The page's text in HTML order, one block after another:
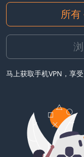
所有
马上获取手机VPN，享